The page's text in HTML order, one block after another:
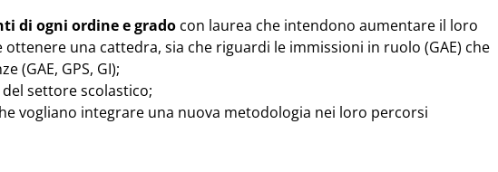
di ogni ordine e grado con laurea che intendono aumentare il loro
una cattedra, sia che riguardi le immissioni in ruolo (GAE) che
(GAE, GPS, GI);
settore scolastico;
vogliano integrare una nuova metodologia nei loro percorsi